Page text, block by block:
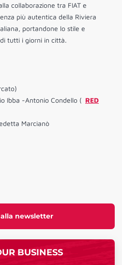
newsletter
BUSINESS
collaborazione tra FIAT e
più autentica della Riviera
portandone lo stile e
tutti i giorni in città.
Ibba -Antonio Condello ( RED
Marcianò